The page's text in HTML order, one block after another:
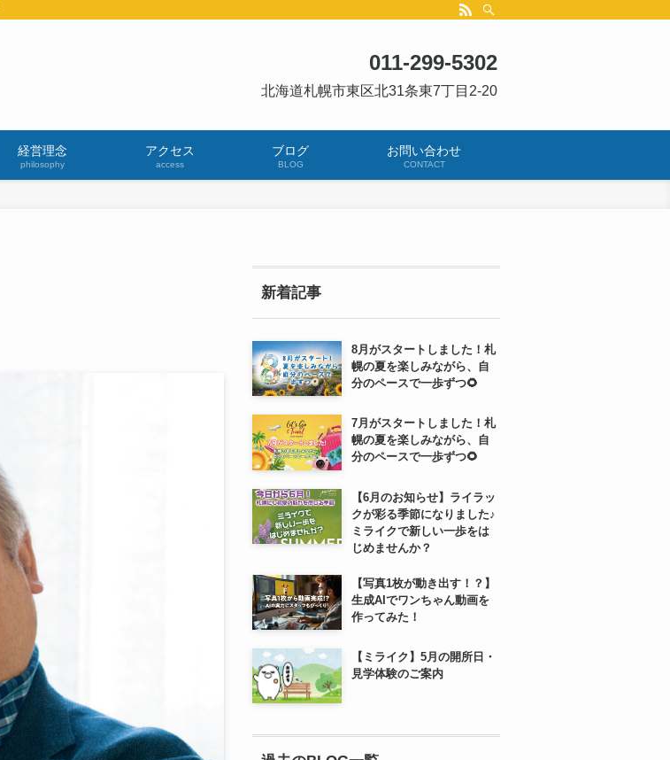
経営理念
philosophy
アクセス
access
ブログ
BLOG
お問い合わせ
CONTACT
011-299-5302
北海道札幌市東区北31条東7丁目2-20
新着記事
8月がスタートしました！札
幌の夏を楽しみながら、自
分のペースで一歩ずつ🌻
7月がスタートしました！札
幌の夏を楽しみながら、自
分のペースで一歩ずつ🌻
【6月のお知らせ】ライラッ
クが彩る季節になりました♪
ミライクで新しい一歩をは
じめませんか？
【写真1枚が動き出す！？】
生成AIでワンちゃん動画を
作ってみた！
【ミライク】5月の開所日・
見学体験のご案内